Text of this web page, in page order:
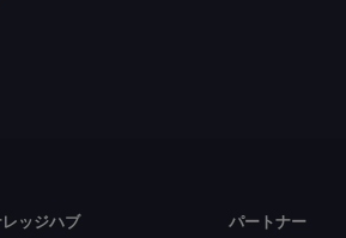
ッジハブ パートナー